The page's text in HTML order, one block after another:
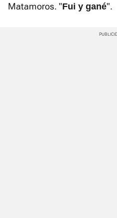
Matamoros. "Fui y gané".